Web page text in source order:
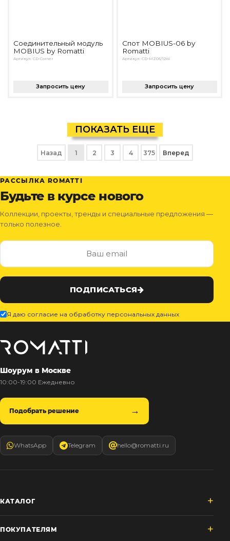
Соединительный модуль
MOBIUS by Romatti
Артикул: CD-Corner
Запросить цену
Спот MOBIUS-06 by
Romatti
Артикул: CD-MZ06/12W
Запросить цену
ПОКАЗАТЬ ЕЩЕ
Назад 1 2 3 4 375 Вперед
РАССЫЛКА ROMATTI
Будьте в курсе нового
Коллекции, проекты, тренды и специальные предложения —
только полезное.
ПОДПИСАТЬСЯ
Я даю согласие на обработку персональных данных
Шоурум в Москве
10:00-19:00 Ежедневно
Подобрать решение
WhatsApp Telegram hello@romatti.ru
КАТАЛОГ
ПОКУПАТЕЛЯМ